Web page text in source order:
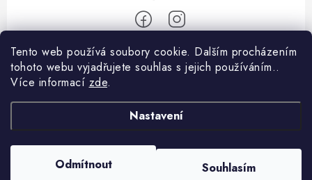
Tento web používá soubory cookie. Dalším procházením
tohoto webu vyjadřujete souhlas s jejich používáním..
Více informací zde.
Nastavení
Odmítnout Souhlasím
Pomoc a informace
Doprava a platba
O Gamebrandu
Copyright 2026Gamebrand.cz . Všechna práva vyhrazena.